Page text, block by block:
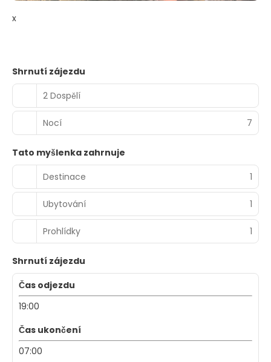
x
Shrnutí zájezdu
2 Dospělí
Nocí 7
Tato myšlenka zahrnuje
Destinace
1
Ubytování 1
Prohlídky 1
Shrnutí zájezdu
Čas odjezdu
19:00
Čas ukončení
07:00